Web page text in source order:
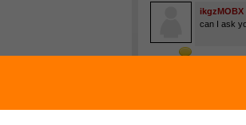
ikgzMOBX
can I ask
"Você
Em minha
tempo